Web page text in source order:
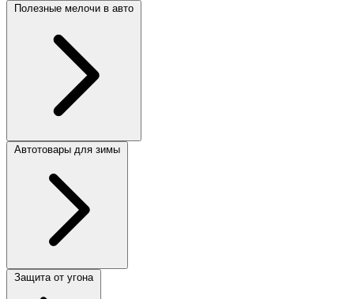
Полезные мелочи в авто
Автотовары для зимы
Защита от угона